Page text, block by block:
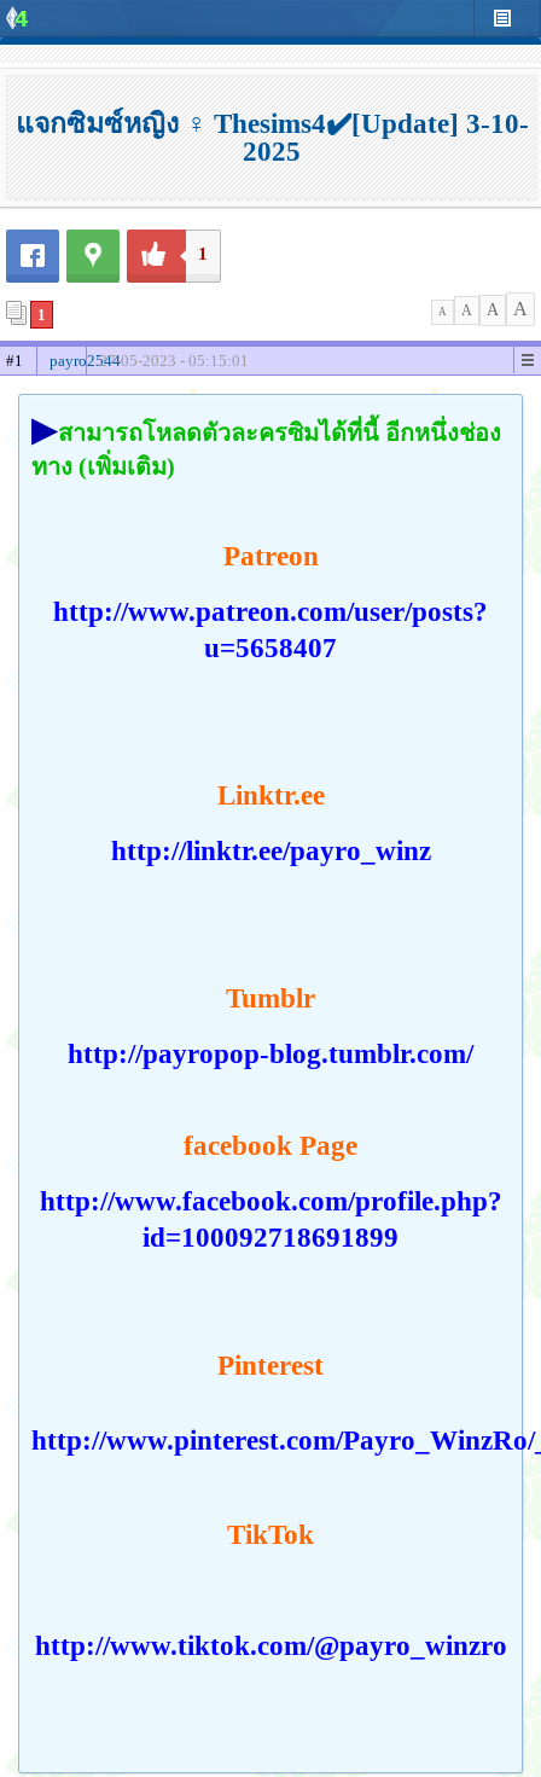
แจกซิมซ์หญิง ♀️ Thesims4✔️[Update] 3-10-
2025
1
1 A A A A
#1 payro254427-05-2023 - 05:15:01
▶สามารถโหลดตัวละครซิมได้ที่นี้ อีกหนึ่งช่อง
ทาง (เพิ่มเติม)
Patreon
http://www.patreon.com/user/posts?
u=5658407
Linktr.ee
http://linktr.ee/payro_winz
Tumblr
http://payropop-blog.tumblr.com/
facebook Page
http://www.facebook.com/profile.php?
id=100092718691899
Pinterest
http://www.pinterest.com/Payro_WinzRo/
TikTok
http://www.tiktok.com/@payro_winzro